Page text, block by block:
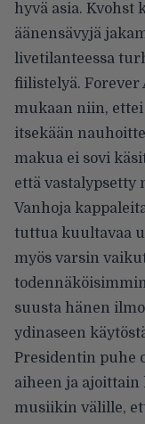
hyvä asia. Kvohst
äänensävyjä
livetilanteessa
fiilistelyä.
mukaan niin,
itsekään
makua ei sovi
että vastalypsetty
Vanhoja
tuttua kuultavaa
myös varsin
suusta hänen
ydinaseen
Presidentin puhe
aiheen ja
musiikin välille,